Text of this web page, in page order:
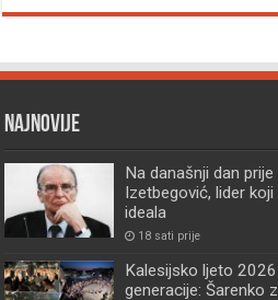
Najnovije
Na današnji dan
Izetbegović, lider
ideala
18 sati prije
Kalesijsko ljeto
generacije: Šarenko